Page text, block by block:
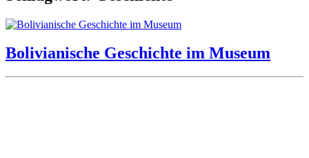
Bolivianische Geschichte im Museum